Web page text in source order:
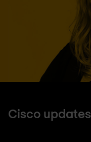
Cisco updates